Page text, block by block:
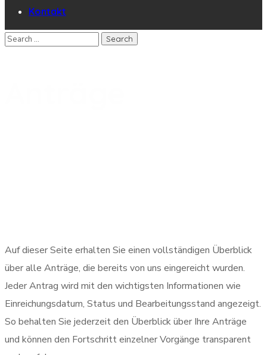
Kontakt
Auf dieser Seite erhalten Sie einen vollständigen Überblick
über alle Anträge, die bereits von uns eingereicht wurden.
Jeder Antrag wird mit den wichtigsten Informationen wie
Einreichungsdatum, Status und Bearbeitungsstand angezeigt.
So behalten Sie jederzeit den Überblick über Ihre Anträge
und können den Fortschritt einzelner Vorgänge transparent